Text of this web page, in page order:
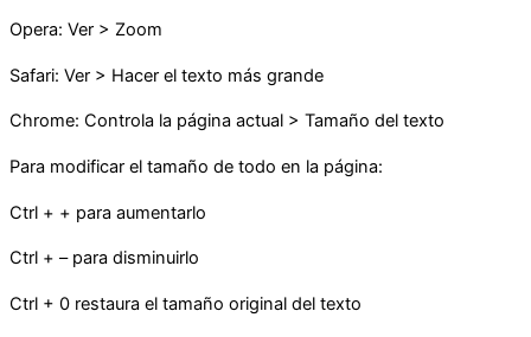
Opera: Ver > Zoom
Safari: Ver > Hacer el texto más grande
Chrome: Controla la página actual > Tamaño del texto
Para modificar el tamaño de todo en la página:
Ctrl + + para aumentarlo
Ctrl + – para disminuirlo
Ctrl + 0 restaura el tamaño original del texto